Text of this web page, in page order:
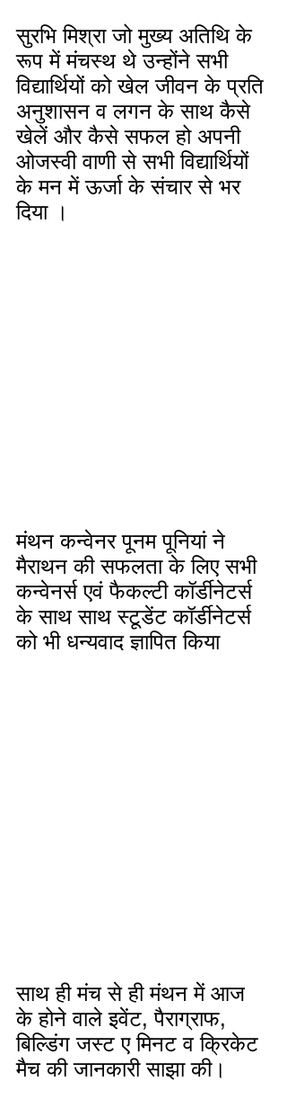
सुरभि मिश्रा जो मुख्य अतिथि के
रूप में मंचस्थ थे उन्होंने सभी
विद्यार्थियों को खेल जीवन के प्रति
अनुशासन व लगन के साथ कैसे
खेलें और कैसे सफल हो अपनी
ओजस्वी वाणी से सभी विद्यार्थियों
के मन में ऊर्जा के संचार से भर
दिया ।
मंथन कन्वेनर पूनम पूनियां ने
मैराथन की सफलता के लिए सभी
कन्वेनर्स एवं फैकल्टी कॉर्डीनेटर्स
के साथ साथ स्टूडेंट कॉर्डीनेटर्स
को भी धन्यवाद ज्ञापित किया
साथ ही मंच से ही मंथन में आज
के होने वाले इवेंट, पैराग्राफ,
बिल्डिंग जस्ट ए मिनट व क्रिकेट
मैच की जानकारी साझा की।